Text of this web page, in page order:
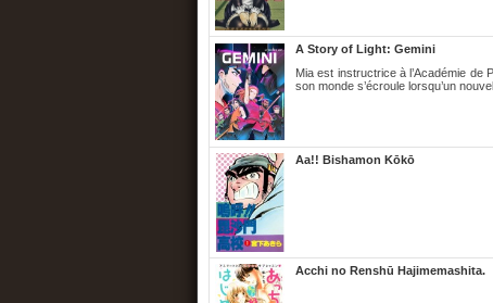
A Story of Light: Gemini
Mia est instructrice à l’Académie de
son monde s’écroule lorsqu’un
Aa!! Bishamon Kōkō
Acchi no Renshū Hajimemashita.